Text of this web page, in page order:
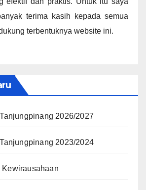
terima kasih kepada semua
terbentuknya website ini.
2026/2027
2023/2024